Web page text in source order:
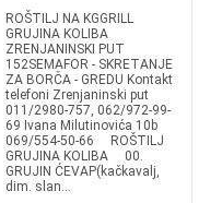
ROŠTILJ NA KGGRILL
GRUJINA KOLIBA
ZRENJANINSKI PUT
152SEMAFOR - SKRETANJE
ZA BORČA - GREDU Kontakt
telefoni Zrenjaninski put
011/2980-757, 062/972-99-
69 Ivana Milutinovića 10b
069/554-50-66 ROŠTILJ
GRUJINA KOLIBA 00.
GRUJIN ĆEVAP(kačkavalj,
dim. slan...